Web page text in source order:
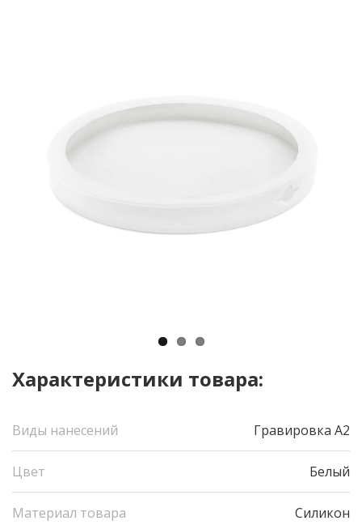
Характеристики товара:
Виды нанесений Гравировка А2
Цвет Белый
Материал товара Силикон